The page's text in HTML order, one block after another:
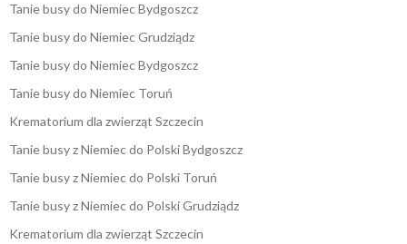
Tanie busy do Niemiec Bydgoszcz
Tanie busy do Niemiec Grudziądz
Tanie busy do Niemiec Bydgoszcz
Tanie busy do Niemiec Toruń
Krematorium dla zwierząt Szczecin
Tanie busy z Niemiec do Polski Bydgoszcz
Tanie busy z Niemiec do Polski Toruń
Tanie busy z Niemiec do Polski Grudziądz
Krematorium dla zwierząt Szczecin